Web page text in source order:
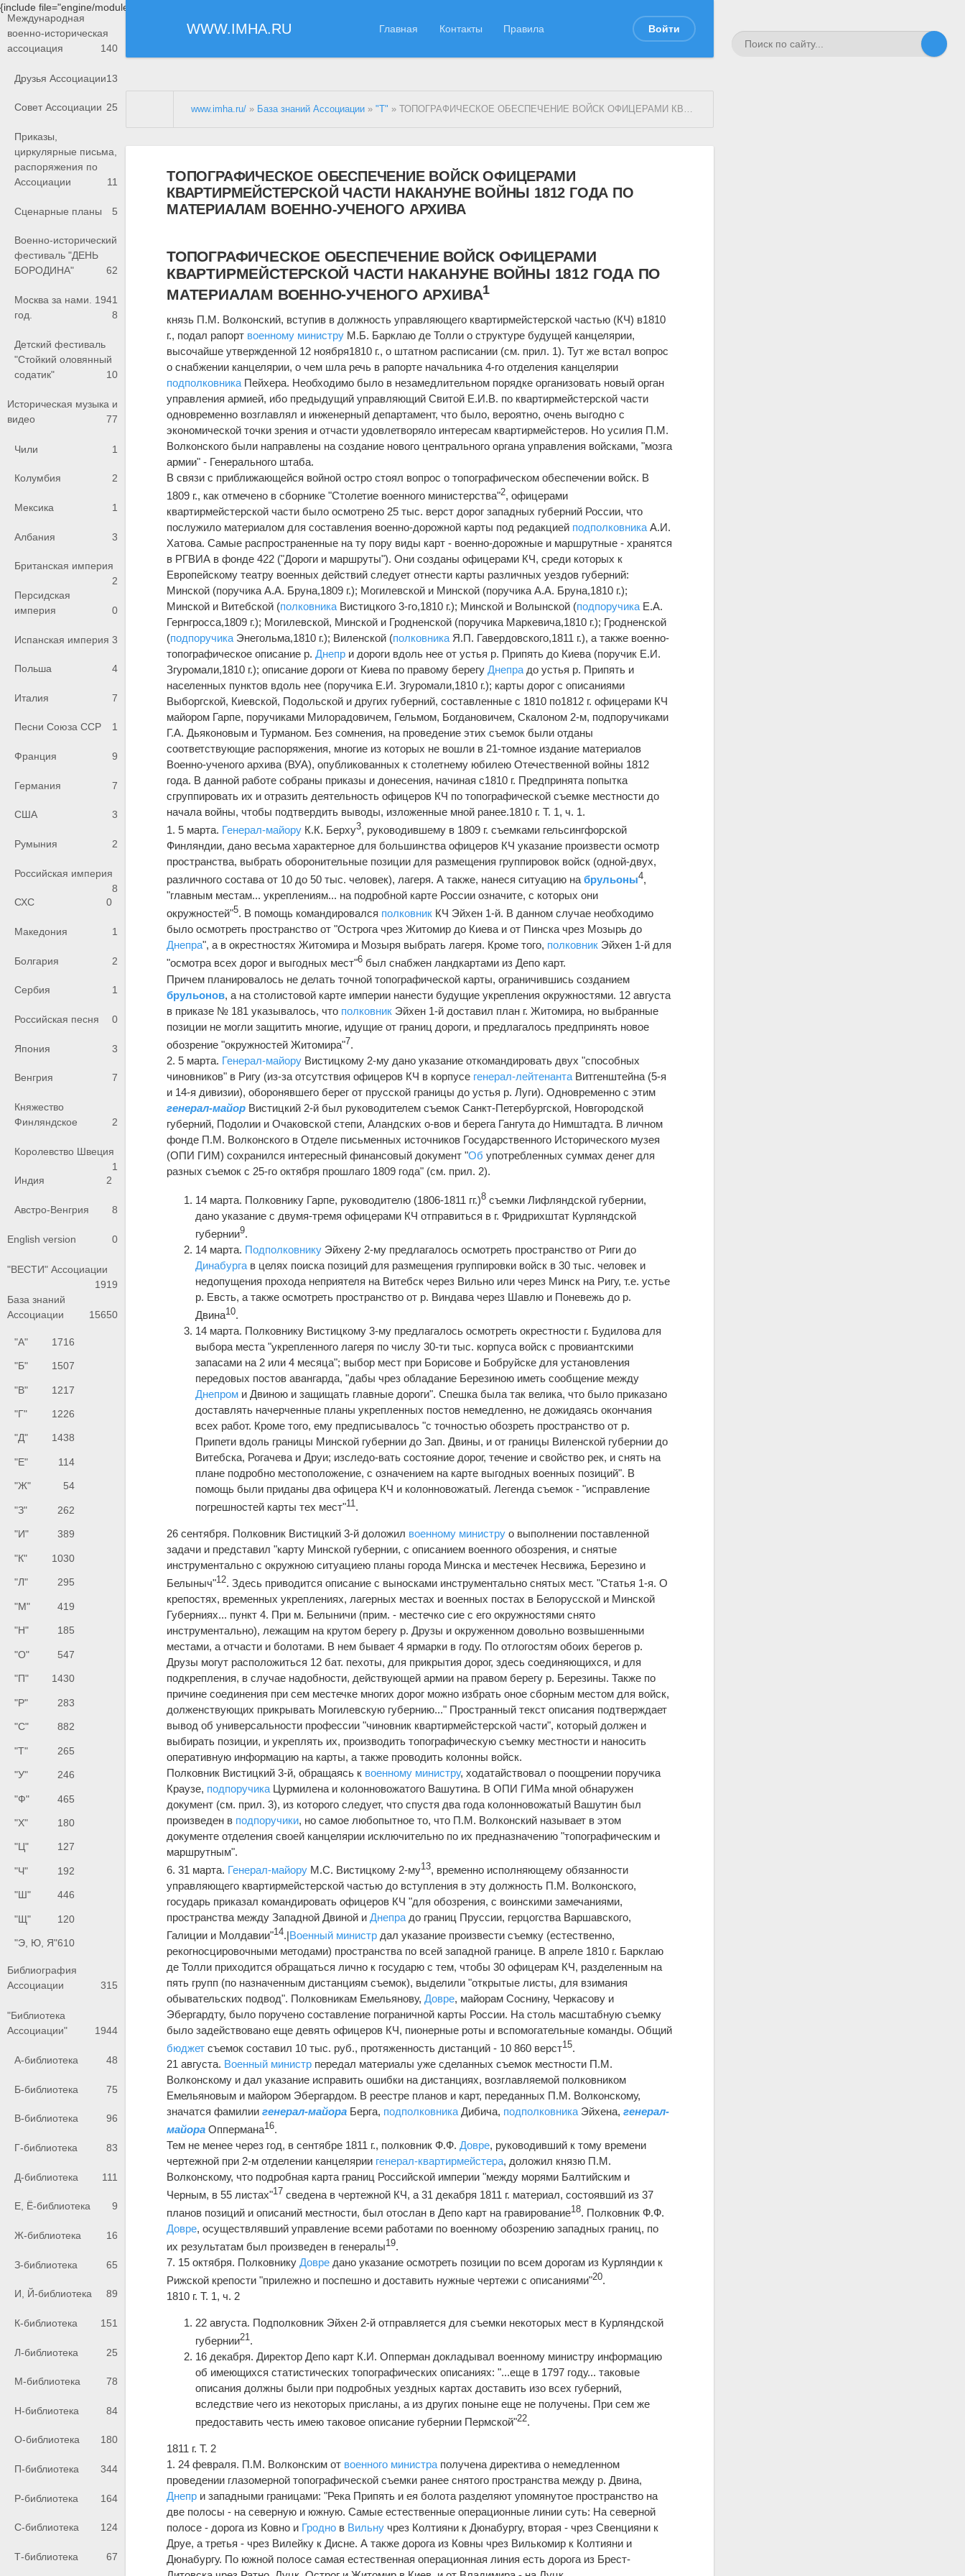
{include file="engine/modules/saperu/head.php"}
WWW.IMHA.RU Главная Контакты Правила Войти
Международная
военно-историческая
ассоциация
140
Друзья Ассоциации13
Совет Ассоциации 25
Приказы,
циркулярные письма,
распоряжения по
Ассоциации
11
Сценарные планы 5
Военно-исторический
фестиваль "ДЕНЬ
БОРОДИНА"
62
Москва за нами. 1941
год.
8
Детский фестиваль
"Стойкий оловянный
содатик"
10
Историческая музыка и
видео
77
Чили 1
Колумбия 2
Мексика 1
Албания 3
Британская империя
2
Персидская
империя
0
Испанская империя 3
Польша 4
Италия 7
Песни Союза ССР 1
Франция 9
Германия 7
США 3
Румыния 2
Российская империя
8
СХС
0
Македония 1
Болгария 2
Сербия 1
Российская песня 0
Япония 3
Венгрия 7
Княжество
Финляндское
2
Королевство Швеция
1
Индия
2
Австро-Венгрия 8
English version 0
"ВЕСТИ" Ассоциации
1919
База знаний
Ассоциации
15650
"А" 1716
"Б" 1507
"В" 1217
"Г" 1226
"Д" 1438
"Е" 114
"Ж" 54
"З" 262
"И" 389
"К" 1030
"Л" 295
"М" 419
"Н" 185
"О" 547
"П" 1430
"Р" 283
"С" 882
"Т" 265
"У" 246
"Ф" 465
"Х" 180
"Ц" 127
"Ч" 192
"Ш" 446
"Щ" 120
"Э, Ю, Я"610
Библиография
Ассоциации
315
"Библиотека
Ассоциации"
1944
А-библиотека 48
Б-библиотека 75
В-библиотека 96
Г-библиотека 83
Д-библиотека 111
Е, Ё-библиотека 9
Ж-библиотека 16
З-библиотека 65
И, Й-библиотека 89
К-библиотека 151
Л-библиотека 25
М-библиотека 78
Н-библиотека 84
О-библиотека 180
П-библиотека 344
Р-библиотека 164
С-библиотека 124
Т-библиотека 67
www.imha.ru/ » База знаний Ассоциации »"Т" » ТОПОГРАФИЧЕСКОЕ ОБЕСПЕЧЕНИЕ ВОЙСК ОФИЦЕРАМИ КВАРТИРМЕЙСТЕРСКОЙ ЧАСТИ НАКАНУНЕ ВОЙНЫ 1812 ГОДА ПО МАТЕРИАЛАМ ВОЕННО-УЧЕНОГО АРХИВА
ТОПОГРАФИЧЕСКОЕ ОБЕСПЕЧЕНИЕ ВОЙСК ОФИЦЕРАМИ
КВАРТИРМЕЙСТЕРСКОЙ ЧАСТИ НАКАНУНЕ ВОЙНЫ 1812 ГОДА ПО
МАТЕРИАЛАМ ВОЕННО-УЧЕНОГО АРХИВА
ТОПОГРАФИЧЕСКОЕ ОБЕСПЕЧЕНИЕ ВОЙСК ОФИЦЕРАМИ
КВАРТИРМЕЙСТЕРСКОЙ ЧАСТИ НАКАНУНЕ ВОЙНЫ 1812 ГОДА ПО
МАТЕРИАЛАМ ВОЕННО-УЧЕНОГО АРХИВА1
князь П.М. Волконский, вступив в должность управляющего квартирмейстерской частью (КЧ) в1810
г., подал рапорт военному министру М.Б. Барклаю де Толли о структуре будущей канцелярии,
высочайше утвержденной 12 ноября1810 г., о штатном расписании (см. прил. 1). Тут же встал вопрос
о снабжении канцелярии, о чем шла речь в рапорте начальника 4-го отделения канцелярии
подполковника Пейхера. Необходимо было в незамедлительном порядке организовать новый орган
управления армией, ибо предыдущий управляющий Свитой Е.И.В. по квартирмейстерской части
одновременно возглавлял и инженерный департамент, что было, вероятно, очень выгодно с
экономической точки зрения и отчасти удовлетворяло интересам квартирмейстеров. Но усилия П.М.
Волконского были направлены на создание нового центрального органа управления войсками, "мозга
армии" - Генерального штаба.
В связи с приближающейся войной остро стоял вопрос о топографическом обеспечении войск. В
1809 г., как отмечено в сборнике "Столетие военного министерства"2, офицерами
квартирмейстерской части было осмотрено 25 тыс. верст дорог западных губерний России, что
послужило материалом для составления военно-дорожной карты под редакцией подполковника А.И.
Хатова. Самые распространенные на ту пору виды карт - военно-дорожные и маршрутные - хранятся
в РГВИА в фонде 422 ("Дороги и маршруты"). Они созданы офицерами КЧ, среди которых к
Европейскому театру военных действий следует отнести карты различных уездов губерний:
Минской (поручика А.А. Бруна,1809 г.); Могилевской и Минской (поручика А.А. Бруна,1810 г.);
Минской и Витебской (полковника Вистицкого 3-го,1810 г.); Минской и Волынской (подпоручика Е.А.
Гернгросса,1809 г.); Могилевской, Минской и Гродненской (поручика Маркевича,1810 г.); Гродненской
(подпоручика Энегольма,1810 г.); Виленской (полковника Я.П. Гавердовского,1811 г.), а также военно-
топографическое описание р.Днепр и дороги вдоль нее от устья р. Припять до Киева (поручик Е.И.
Згуромали,1810 г.); описание дороги от Киева по правому берегуДнепра до устья р. Припять и
населенных пунктов вдоль нее (поручика Е.И. Згуромали,1810 г.); карты дорог с описаниями
Выборгской, Киевской, Подольской и других губерний, составленные с 1810 по1812 г. офицерами КЧ
майором Гарпе, поручиками Милорадовичем, Гельмом, Богдановичем, Скалоном 2-м, подпоручиками
Г.А. Дьяконовым и Турманом. Без сомнения, на проведение этих съемок были отданы
соответствующие распоряжения, многие из которых не вошли в 21-томное издание материалов
Военно-ученого архива (ВУА), опубликованных к столетнему юбилею Отечественной войны 1812
года. В данной работе собраны приказы и донесения, начиная с1810 г. Предпринята попытка
сгруппировать их и отразить деятельность офицеров КЧ по топографической съемке местности до
начала войны, чтобы подтвердить выводы, изложенные мной ранее.1810 г. Т. 1, ч. 1.
1. 5 марта. Генерал-майору К.К. Берху3, руководившему в 1809 г. съемками гельсингфорской
Финляндии, дано весьма характерное для большинства офицеров КЧ указание произвести осмотр
пространства, выбрать оборонительные позиции для размещения группировок войск (одной-двух,
различного состава от 10 до 50 тыс. человек), лагеря. А также, нанеся ситуацию набрульоны4,
"главным местам... укреплениям... на подробной карте России означите, с которых они
окружностей"5. В помощь командировался полковник КЧ Эйхен 1-й. В данном случае необходимо
было осмотреть пространство от "Острога чрез Житомир до Киева и от Пинска чрез Мозырь до
Днепра", а в окрестностях Житомира и Мозыря выбрать лагеря. Кроме того, полковник Эйхен 1-й для
"осмотра всех дорог и выгодных мест"6 был снабжен ландкартами из Депо карт.
Причем планировалось не делать точной топографической карты, ограничившись созданием
брульонов, а на столистовой карте империи нанести будущие укрепления окружностями. 12 августа
в приказе № 181 указывалось, что полковник Эйхен 1-й доставил план г. Житомира, но выбранные
позиции не могли защитить многие, идущие от границ дороги, и предлагалось предпринять новое
обозрение "окружностей Житомира"7.
2. 5 марта. Генерал-майору Вистицкому 2-му дано указание откомандировать двух "способных
чиновников" в Ригу (из-за отсутствия офицеров КЧ в корпусе генерал-лейтенанта Витгенштейна (5-я
и 14-я дивизии), оборонявшего берег от прусской границы до устья р. Луги). Одновременно с этим
генерал-майор Вистицкий 2-й был руководителем съемок Санкт-Петербургской, Новгородской
губерний, Подолии и Очаковской степи, Аландских о-вов и берега Гангута до Нимштадта. В личном
фонде П.М. Волконского в Отделе письменных источников Государственного Исторического музея
(ОПИ ГИМ) сохранился интересный финансовый документ "Об употребленных суммах денег для
разных съемок с 25-го октября прошлаго 1809 года" (см. прил. 2).
14 марта. Полковнику Гарпе, руководителю (1806-1811 гг.)8 съемки Лифляндской губернии,
дано указание с двумя-тремя офицерами КЧ отправиться в г. Фридрихштат Курляндской
губернии9.
14 марта. Подполковнику Эйхену 2-му предлагалось осмотреть пространство от Риги до
Динабурга в целях поиска позиций для размещения группировки войск в 30 тыс. человек и
недопущения прохода неприятеля на Витебск через Вильно или через Минск на Ригу, т.е. устье
р. Евсть, а также осмотреть пространство от р. Виндава через Шавлю и Поневежь до р.
Двина10.
14 марта. Полковнику Вистицкому 3-му предлагалось осмотреть окрестности г. Будилова для
выбора места "укрепленного лагеря по числу 30-ти тыс. корпуса войск с провиантскими
запасами на 2 или 4 месяца"; выбор мест при Борисове и Бобруйске для установления
передовых постов авангарда, "дабы чрез обладание Березиною иметь сообщение между
Днепром и Двиною и защищать главные дороги". Спешка была так велика, что было приказано
доставлять начерченные планы укрепленных постов немедленно, не дожидаясь окончания
всех работ. Кроме того, ему предписывалось "с точностью обозреть пространство от р.
Припети вдоль границы Минской губернии до Зап. Двины, и от границы Виленской губернии до
Витебска, Рогачева и Друи; изследо-вать состояние дорог, течение и свойство рек, и снять на
плане подробно местоположение, с означением на карте выгодных военных позиций". В
помощь были приданы два офицера КЧ и колонновожатый. Легенда съемок - "исправление
погрешностей карты тех мест"11 .
26 сентября. Полковник Вистицкий 3-й доложил военному министру о выполнении поставленной
задачи и представил "карту Минской губернии, с описанием военного обозрения, и снятые
инструментально с окружною ситуациею планы города Минска и местечек Несвижа, Березино и
Белыныч"12. Здесь приводится описание с выносками инструментально снятых мест. "Статья 1-я. О
крепостях, временных укреплениях, лагерных местах и военных постах в Белорусской и Минской
Губерниях... пункт 4. При м. Белыничи (прим. - местечко сие с его окружностями снято
инструментально), лежащим на крутом берегу р. Друзы и окруженном довольно возвышенными
местами, а отчасти и болотами. В нем бывает 4 ярмарки в году. По отлогостям обоих берегов р.
Друзы могут расположиться 12 бат. пехоты, для прикрытия дорог, здесь соединяющихся, и для
подкрепления, в случае надобности, действующей армии на правом берегу р. Березины. Также по
причине соединения при сем местечке многих дорог можно избрать оное сборным местом для войск,
долженствующих прикрывать Могилевскую губернию..." Пространный текст описания подтверждает
вывод об универсальности профессии "чиновник квартирмейстерской части", который должен и
выбирать позиции, и укреплять их, производить топографическую съемку местности и наносить
оперативную информацию на карты, а также проводить колонны войск.
Полковник Вистицкий 3-й, обращаясь к военному министру, ходатайствовал о поощрении поручика
Краузе, подпоручика Цурмилена и колонновожатого Вашутина. В ОПИ ГИМа мной обнаружен
документ (см. прил. 3), из которого следует, что спустя два года колонновожатый Вашутин был
произведен в подпоручики, но самое любопытное то, что П.М. Волконский называет в этом
документе отделения своей канцелярии исключительно по их предназначению "топографическим и
маршрутным".
6. 31 марта. Генерал-майору М.С. Вистицкому 2-му13, временно исполняющему обязанности
управляющего квартирмейстерской частью до вступления в эту должность П.М. Волконского,
государь приказал командировать офицеров КЧ "для обозрения, с воинскими замечаниями,
пространства между Западной Двиной иДнепра до границ Пруссии, герцогства Варшавского,
Галиции и Молдавии"14.|Военный министр дал указание произвести съемку (естественно,
рекогносцировочными методами) пространства по всей западной границе. В апреле 1810 г. Барклаю
де Толли приходится обращаться лично к государю с тем, чтобы 30 офицерам КЧ, разделенным на
пять групп (по назначенным дистанциям съемок), выделили "открытые листы, для взимания
обывательских подвод". Полковникам Емельянову,Довре, майорам Соснину, Черкасову и
Эбергардту, было поручено составление пограничной карты России. На столь масштабную съемку
было задействовано еще девять офицеров КЧ, пионерные роты и вспомогательные команды. Общий
бюджет съемок составил 10 тыс. руб., протяженность дистанций - 10 860 верст15.
21 августа. Военный министр передал материалы уже сделанных съемок местности П.М.
Волконскому и дал указание исправить ошибки на дистанциях, возглавляемой полковником
Емельяновым и майором Эбергардом. В реестре планов и карт, переданных П.М. Волконскому,
значатся фамилиигенерал-майора Берга, подполковника Дибича, подполковника Эйхена,генерал-
майора Оппермана16.
Тем не менее через год, в сентябре 1811 г., полковник Ф.Ф.Довре, руководивший к тому времени
чертежной при 2-м отделении канцелярии генерал-квартирмейстера, доложил князю П.М.
Волконскому, что подробная карта границ Российской империи "между морями Балтийским и
Черным, в 55 листах"17 сведена в чертежной КЧ, а 31 декабря 1811 г. материал, состоявший из 37
планов позиций и описаний местности, был отослан в Депо карт на гравирование18. Полковник Ф.Ф.
Довре, осуществлявший управление всеми работами по военному обозрению западных границ, по
их результатам был произведен в генералы19.
7. 15 октября. ПолковникуДовре дано указание осмотреть позиции по всем дорогам из Курляндии к
Рижской крепости "прилежно и поспешно и доставить нужные чертежи с описаниями"20.
1810 г. Т. 1, ч. 2
22 августа. Подполковник Эйхен 2-й отправляется для съемки некоторых мест в Курляндской
губернии21.
16 декабря. Директор Депо карт К.И. Опперман докладывал военному министру информацию
об имеющихся статистических топографических описаниях: "...еще в 1797 году... таковые
описания должны были при подробных уездных картах доставить изо всех губерний,
вследствие чего из некоторых присланы, а из других поныне еще не получены. При сем же
предоставить честь имею таковое описание губернии Пермской"22.
1811 г. Т. 2
1. 24 февраля. П.М. Волконским от военного министраполучена директива о немедленном
проведении глазомерной топографической съемки ранее снятого пространства между р. Двина,
Днепр и западными границами: "Река Припять и ея болота разделяют упомянутое пространство на
две полосы - на северную и южную. Самые естественные операционные линии суть: На северной
полосе - дорога из Ковно и Гродно в Вильну чрез Колтияни к Дюнабургу, вторая - чрез Свенцияни к
Друе, а третья - чрез Вилейку к Дисне. А также дорога из Ковны чрез Вилькомир к Колтияни и
Дюнабургу. По южной полосе самая естественная операционная линия есть дорога из Брест-